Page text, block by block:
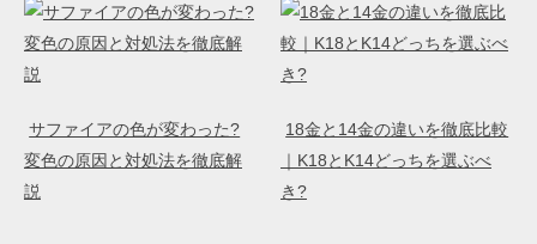
サファイアの色が変わった?
変色の原因と対処法を徹底解
説
18金と14金の違いを徹底比較
｜K18とK14どっちを選ぶべ
き?